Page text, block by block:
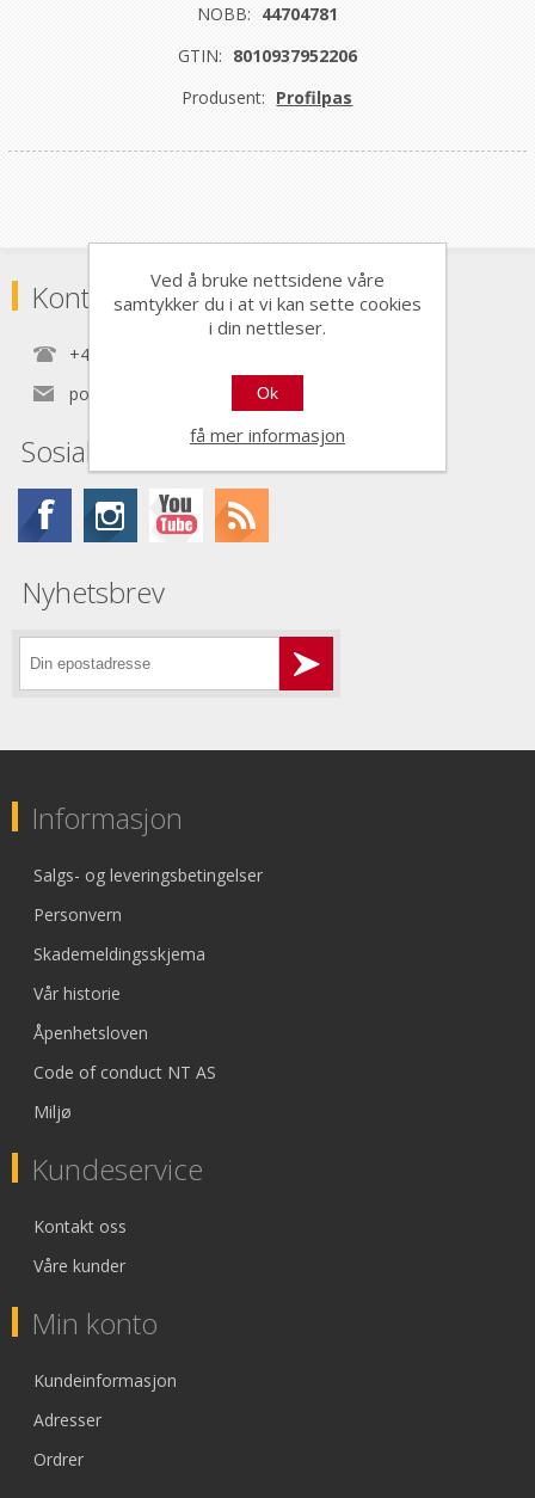
NOBB: 44704781
GTIN: 8010937952206
Produsent: Profilpas
Kontaktinformasjon
+47 22 30 40 70
post@nordictools.no
Sosiale medier
Nyhetsbrev
Informasjon
Salgs- og leveringsbetingelser
Personvern
Skademeldingsskjema
Vår historie
Åpenhetsloven
Code of conduct NT AS
Miljø
Kundeservice
Kontakt oss
Våre kunder
Min konto
Kundeinformasjon
Adresser
Ordrer
Ved å bruke nettsidene våre
samtykker du i at vi kan sette cookies
i din nettleser.
Ok
få mer informasjon